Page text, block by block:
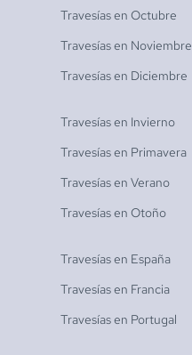
Travesías en Octubre
Travesías en Noviembre
Travesías en Diciembre
Travesías en Invierno
Travesías en Primavera
Travesías en Verano
Travesías en Otoño
Travesías en España
Travesías en Francia
Travesías en Portugal